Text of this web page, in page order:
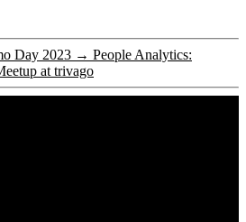
Day 2023 → People Analytics:
at trivago